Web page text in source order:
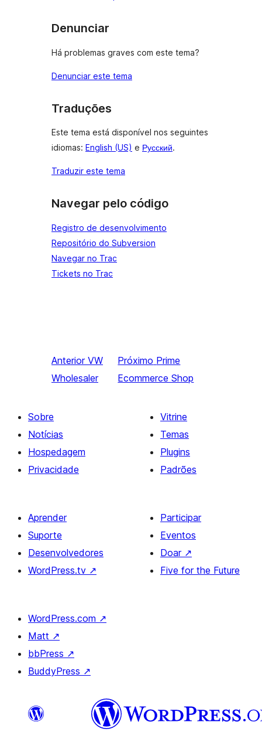
Denunciar
Há problemas graves com este tema?
Denunciar este tema
Traduções
Este tema está disponível nos seguintes
idiomas: English (US) e Русский.
Traduzir este tema
Navegar pelo código
Registro de desenvolvimento
Repositório do Subversion
Navegar no Trac
Tickets no Trac
Anterior VW
Wholesaler
Próximo Prime
Ecommerce Shop
Sobre
Notícias
Hospedagem
Privacidade
Vitrine
Temas
Plugins
Padrões
Aprender
Suporte
Desenvolvedores
WordPress.tv ↗
Participar
Eventos
Doar ↗
Five for the Future
WordPress.com ↗
Matt ↗
bbPress ↗
BuddyPress ↗